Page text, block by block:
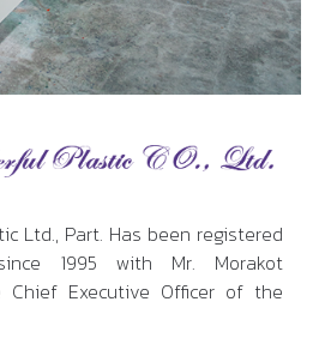
Ltd., Part. Has been registered
1995 with Mr. Morakot
Chief Executive Officer of the